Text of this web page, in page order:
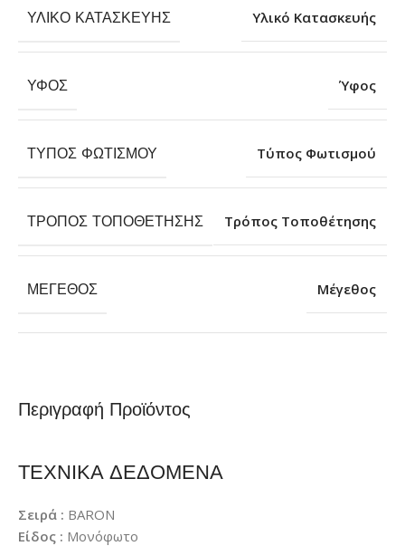
Περιγραφή Προϊόντος
ΤΕΧΝΙΚΑ ΔΕΔΟΜΕΝΑ
Σειρά : BARON
Είδος : Μονόφωτο
ΥΛΙΚΌ ΚΑΤΑΣΚΕΥΉΣ Υλικό Κατασκευής
ΎΦΟΣ Ύφος
ΤΎΠΟΣ ΦΩΤΙΣΜΟΎ Τύπος Φωτισμού
ΤΡΌΠΟΣ ΤΟΠΟΘΈΤΗΣΗΣ Τρόπος Τοποθέτησης
ΜΈΓΕΘΟΣ Μέγεθος